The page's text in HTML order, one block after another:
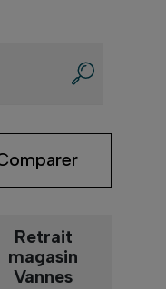
Retrait
magasin
Vannes